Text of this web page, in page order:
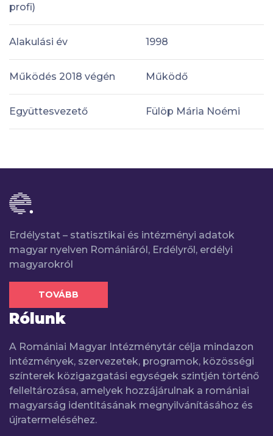
profi)
Alakulási év 1998
Működés 2018 végén Működő
Együttesvezető Fülöp Mária Noémi
Erdélystat – statisztikai és intézményi adatok
magyar nyelven Romániáról, Erdélyről, erdélyi
magyarokról
TOVÁBB
Rólunk
A Romániai Magyar Intézménytár célja mindazon
intézmények, szervezetek, programok, közösségi
színterek közigazgatási egységek szintjén történő
felleltározása, amelyek hozzájárulnak a romániai
magyarság identitásának megnyilvánításához és
újratermeléséhez.